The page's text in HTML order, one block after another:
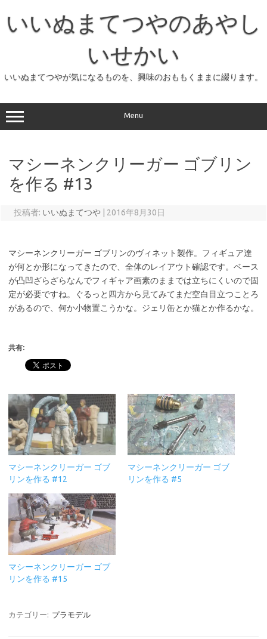
プ
いいぬまてつやのあやし
いせかい
いいぬまてつやが気になるものを、興味のおももくままに綴ります。
Menu
マシーネンクリーガー ゴブリン
を作る #13
投稿者: いいぬまてつや 2016年8月30日
マシーネンクリーガー ゴブリンのヴィネット製作。フィギュア達
が何とか形になってきたので、全体のレイアウト確認です。ベース
が凸凹ざらざらなんでフィギャア画素のままでは立ちにくいので固
定が必要ですね。ぐるっと四方から見てみてまだ空白目立つことろ
があるので、何か小物置こうかな。ジェリ缶とか猫とか作るかな。
共有:
マシーネンクリーガー ゴブ
リンを作る #12
マシーネンクリーガー ゴブ
リンを作る #5
マシーネンクリーガー ゴブ
リンを作る #15
カテゴリー: プラモデル